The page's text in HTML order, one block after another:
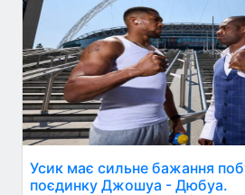
Усик має сильне бажання
поєдинку Джошуа - Дюбуа.